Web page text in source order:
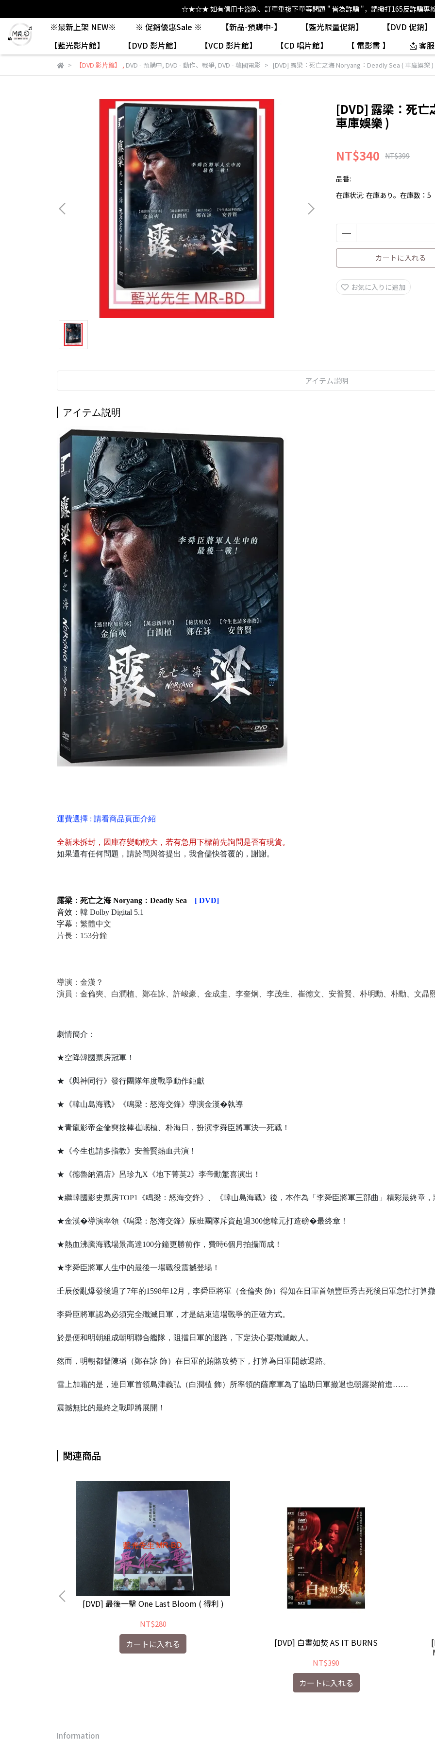
☆★☆★ 如有信用卡盜刷、訂單重複下單等問題 " 皆為詐騙 "，請撥打165反詐騙
※最新上架 NEW※ ※ 促銷優惠Sale ※ 【新品-預購中-】 【藍光限量促銷】
【DVD 促銷】
【藍光影片館】
【DVD 影片館】 【VCD 影片館】 【CD 唱片館】 【 電影書 】 📩 客
【DVD 影片館】 , DVD - 預購中, DVD - 動作、戰爭, DVD - 韓國電影 [DVD] 露梁：死亡之海 Noryang：Deadly Sea ( 車庫娛樂 )
[DVD] 露梁：死
車庫娛樂 )
NT$340 NT$399
品番:
在庫状況: 在庫あり。在庫数：5
カートに入れる
お気に入りに追加
アイテム説明
アイテム説明
運費選擇 : 請看商品頁面介紹
全新未拆封 ， 因庫存變動較大，若有急用下標前先詢問是否有現貨。
如果還有任何問題，請於問與答提出，我會儘快答覆的，謝謝。
露梁：死亡之海 Noryang：Deadly Sea
[ DVD]
音效： 韓 Dolby Digital 5.1
字幕： 繁體中文
片長：153分鐘
導演：金漢？
演員：金倫奭、白潤植、鄭在詠、許峻豪、金成圭、李奎炯、李茂生、崔德文、安普賢、朴明勳、朴勳、文晶
劇情簡介：
★空降韓國票房冠軍！
★《與神同行》發行團隊年度戰爭動作鉅獻
★《韓山島海戰》《鳴梁：怒海交鋒》導演金漢�執導
★青龍影帝金倫奭接棒崔岷植、朴海日，扮演李舜臣將軍決一死戰！
★《今生也請多指教》安普賢熱血共演！
★《德魯納酒店》呂珍九X《地下菁英2》李帝勳驚喜演出！
★繼韓國影史票房TOP1《鳴梁：怒海交鋒》、《韓山島海戰》後，本作為「李舜臣將軍三部曲」精彩最終章
★金漢�導演率領《鳴梁：怒海交鋒》原班團隊斥資超過300億韓元打造磅�最終章！
★熱血沸騰海戰場景高達100分鐘更勝前作，費時6個月拍攝而成！
★李舜臣將軍人生中的最後一場戰役震撼登場！
壬辰倭亂爆發後過了7年的1598年12月，李舜臣將軍（金倫奭 飾）得知在日軍首領豐臣秀吉死後日軍急忙打算
李舜臣將軍認為必須完全殲滅日軍，才是結束這場戰爭的正確方式。
於是便和明朝組成朝明聯合艦隊，阻擋日軍的退路，下定決心要殲滅敵人。
然而，明朝都督陳璘（鄭在詠 飾）在日軍的賄賂攻勢下，打算為日軍開啟退路。
雪上加霜的是，連日軍首領島津義弘（白潤植 飾）所率領的薩摩軍為了協助日軍撤退也朝露梁前進……
震撼無比的最終之戰即將展開！
関連商品
[DVD] 最後一擊 One Last Bloom ( 得利 )
NT$280
カートに入れる [DVD] 白晝如焚 AS IT BURNS
NT$390
カートに入れる
Information